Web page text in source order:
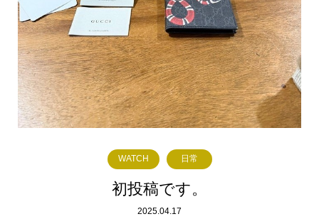
WATCH 日常
初投稿です。
2025.04.17